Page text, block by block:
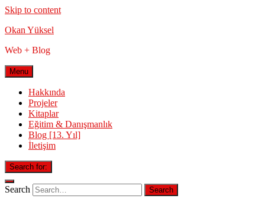
Skip to content
Okan Yüksel
Web + Blog
Menu
Hakkında
Projeler
Kitaplar
Eğitim & Danışmanlık
Blog [13. Yıl]
İletişim
Search for:
Search